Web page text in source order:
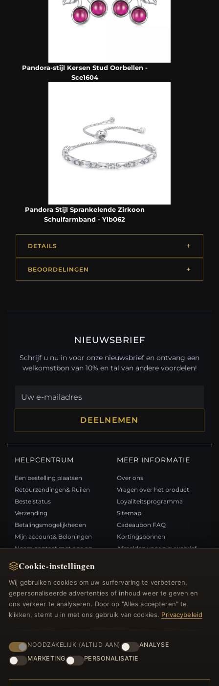
Cookie-instellingen
Wij gebruiken cookies om uw surfervaring te verbeteren,
gepersonaliseerde advertenties of inhoud weer te geven en
ons verkeer te analyseren. Door op "Alles accepteren" te
klikken, stemt u in met ons gebruik van cookies. Privacybeleid
NOODZAKELIJK (ALTIJD AAN)
ANALYSE
MARKETING
PERSONALISATIE
Pandora-stijl Kersen Stud Oorbellen -
Sce1604
Pandora Stijl Sprankelende Zirkoon
Schuifarmband - Yib062
DETAILS
BEOORDELINGEN
NIEUWSBRIEF
Schrijf u nu in voor onze nieuwsbrief en ontvang een
welkomstbon van 10% en tal van andere voordelen!
DEELNEMEN
HELPCENTRUM
Een bestelling plaatsen
Retourzendingen& Ruilen
Bestelstatus
Verzending
Betalingsmogelijkheden
Mijn account& Beloningen
Neem contact met ons op
MEER INFORMATIE
Over ons
Vragen over het product
Loyaliteitsprogramma
Sitemap
Cadeaubon FAQ
Kortingsbonnen
Afmelden voor nieuwsbrief
Nieuwe producten
Specials
Blog
Beoordelingen
Inloggen
BETAALMETHODEN